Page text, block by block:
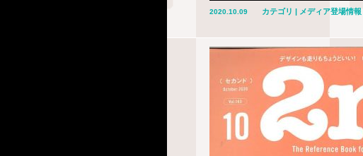
2020.10.09 カテゴリ | メディア登場情報